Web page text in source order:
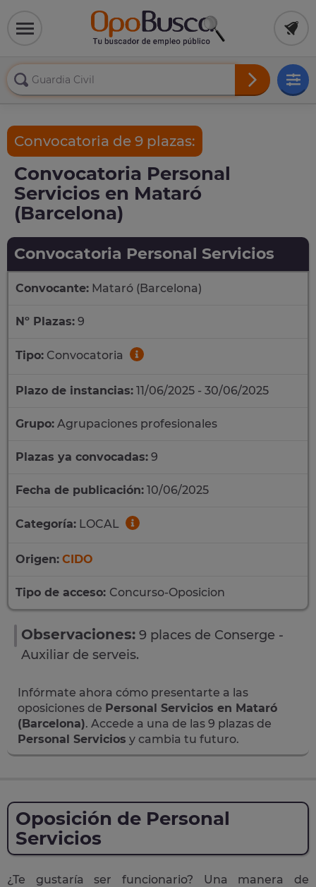
Convocatoria de 9 plazas:
Convocatoria Personal
Servicios en Mataró
(Barcelona)
Convocatoria Personal Servicios
Convocante: Mataró (Barcelona)
Nº Plazas: 9
Tipo: Convocatoria
Plazo de instancias: 11/06/2025 - 30/06/2025
Grupo: Agrupaciones profesionales
Plazas ya convocadas: 9
Fecha de publicación: 10/06/2025
Categoría: LOCAL
Origen: CIDO
Tipo de acceso: Concurso-Oposicion
Observaciones: 9 places de Conserge -
Auxiliar de serveis.
Infórmate ahora cómo presentarte a las
oposiciones de Personal Servicios en Mataró
(Barcelona). Accede a una de las 9 plazas de
Personal Servicios y cambia tu futuro.
Oposición de Personal
Servicios
¿Te gustaría ser funcionario? Una manera de